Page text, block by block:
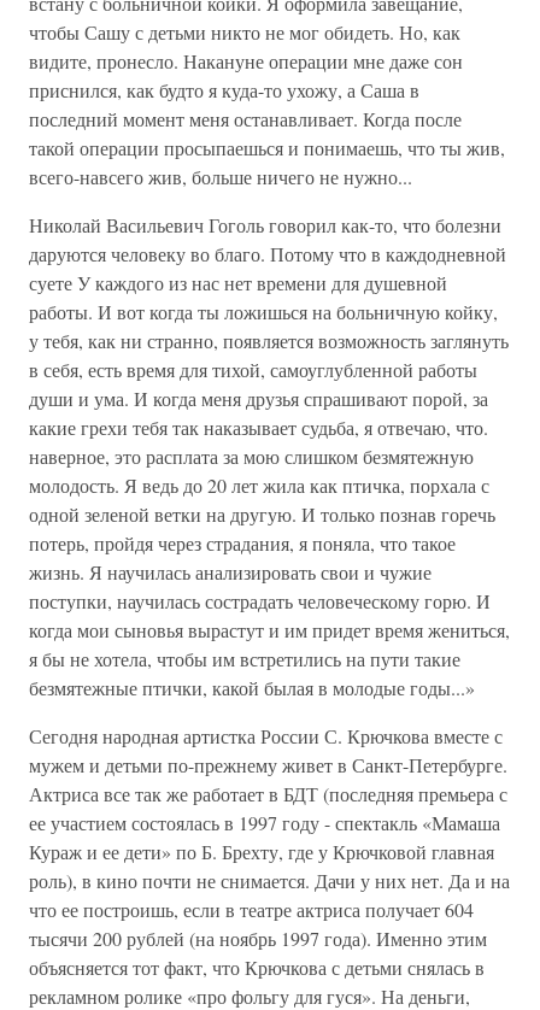
чтобы Сашу с детьми никто не мог обидеть. Но, как
видите, пронесло. Накануне операции мне даже сон
приснился, как будто я куда-то ухожу, а Саша в
последний момент меня останавливает. Когда после
такой операции просыпаешься и понимаешь, что ты жив,
всего-навсего жив, больше ничего не нужно...
Николай Васильевич Гоголь говорил как-то, что болезни
даруются человеку во благо. Потому что в каждодневной
суете У каждого из нас нет времени для душевной
работы. И вот когда ты ложишься на больничную койку,
у тебя, как ни странно, появляется возможность заглянуть
в себя, есть время для тихой, самоуглубленной работы
души и ума. И когда меня друзья спрашивают порой, за
какие грехи тебя так наказывает судьба, я отвечаю, что.
наверное, это расплата за мою слишком безмятежную
молодость. Я ведь до 20 лет жила как птичка, порхала с
одной зеленой ветки на другую. И только познав горечь
потерь, пройдя через страдания, я поняла, что такое
жизнь. Я научилась анализировать свои и чужие
поступки, научилась сострадать человеческому горю. И
когда мои сыновья вырастут и им придет время жениться,
я бы не хотела, чтобы им встретились на пути такие
безмятежные птички, какой былая в молодые годы...»
Сегодня народная артистка России С. Крючкова вместе с
мужем и детьми по-прежнему живет в Санкт-Петербурге.
Актриса все так же работает в БДТ (последняя премьера с
ее участием состоялась в 1997 году - спектакль «Мамаша
Кураж и ее дети» по Б. Брехту, где у Крючковой главная
роль), в кино почти не снимается. Дачи у них нет. Да и на
что ее построишь, если в театре актриса получает 604
тысячи 200 рублей (на ноябрь 1997 года). Именно этим
объясняется тот факт, что Крючкова с детьми снялась в
рекламном ролике «про фольгу для гуся». На деньги,